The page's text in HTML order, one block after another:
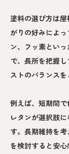
塗料の選び方は
がりの好みによ
ン、フッ素とい
で、長所を把握
ストのバランスを
例えば、短期間
レタンが選択肢
す。長期維持を
を検討すると安